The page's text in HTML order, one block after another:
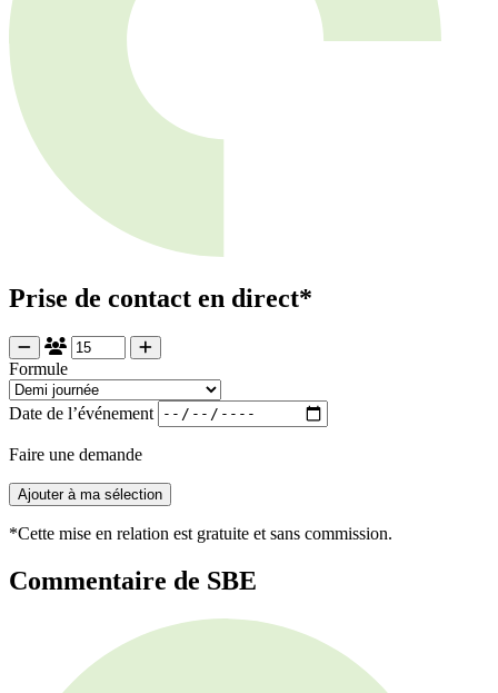
Prise de contact en direct*
Formule
Date de l’événement
Faire une demande
Ajouter à ma sélection
*Cette mise en relation est gratuite et sans commission.
Commentaire de SBE